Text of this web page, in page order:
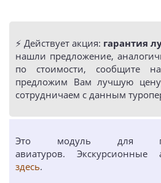
⚡️ Действует акция: гарантия
нашли предложение,
по стоимости,
предложим Вам лучшую
сотрудничаем с данным
Это модуль для
авиатуров. Экскурсионные
здесь.